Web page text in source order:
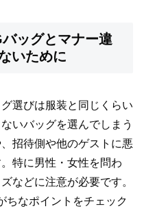
ッグとマナー違
いために
選びは服装と同じくらい
いバッグを選んでしまう
招待側や他のゲストに悪
特に男性・女性を問わ
などに注意が必要です。
ちなポイントをチェック